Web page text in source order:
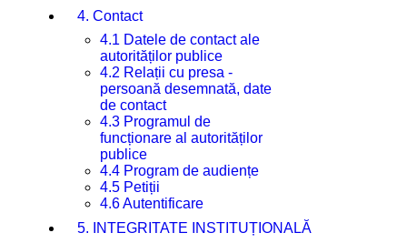
4. Contact
4.1 Datele de contact ale
autorităților publice
4.2 Relații cu presa -
persoană desemnată, date
de contact
4.3 Programul de
funcționare al autorităților
publice
4.4 Program de audiențe
4.5 Petiții
4.6 Autentificare
5. INTEGRITATE INSTITUȚIONALĂ